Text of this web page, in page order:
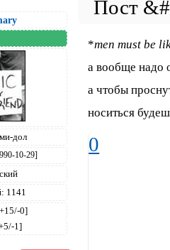
дол
10-29]
1141
0]
1]
*men must be
а вообще надо
а чтобы
носиться
0